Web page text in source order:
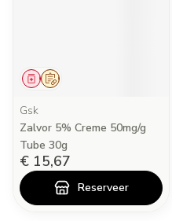
Op voorschrift
Geneesmiddel
Gsk
Zalvor 5% Creme 50mg/g
Tube 30g
€ 15,67
Reserveer